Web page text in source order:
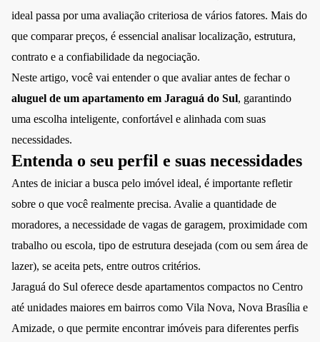
ideal passa por uma avaliação criteriosa de vários fatores. Mais do
que comparar preços, é essencial analisar localização, estrutura,
contrato e a confiabilidade da negociação.
Neste artigo, você vai entender o que avaliar antes de fechar o
aluguel de um apartamento em Jaraguá do Sul, garantindo
uma escolha inteligente, confortável e alinhada com suas
necessidades.
Entenda o seu perfil e suas necessidades
Antes de iniciar a busca pelo imóvel ideal, é importante refletir
sobre o que você realmente precisa. Avalie a quantidade de
moradores, a necessidade de vagas de garagem, proximidade com
trabalho ou escola, tipo de estrutura desejada (com ou sem área de
lazer), se aceita pets, entre outros critérios.
Jaraguá do Sul oferece desde apartamentos compactos no Centro
até unidades maiores em bairros como Vila Nova, Nova Brasília e
Amizade, o que permite encontrar imóveis para diferentes perfis